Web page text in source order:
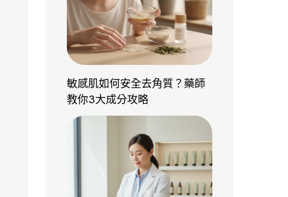
敏感肌如何安全去角質？藥師
教你3大成分攻略